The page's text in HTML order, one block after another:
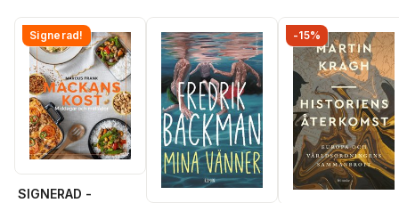
Signerad!
SIGNERAD -
-15%